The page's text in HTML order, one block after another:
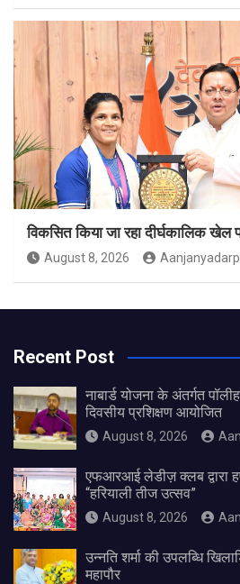
विकसित किया जा रहा दीर्घकालिक खेल
August 8, 2026
Recent Post
नाबार्ड योजना के अंतर्गत
दिवसीय प्रशिक्षण आयोजित
August 8, 2026
एफआरआई लेडीज़ क्लब द्वारा
“हरियाली तीज उत्सव”
August 8, 2026
उन्नति शर्मा की उपलब्धि
महापौर